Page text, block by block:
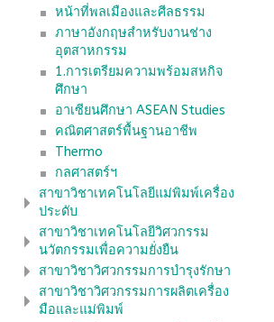
หน้าที่พลเมืองและศีลธรรม
ภาษาอังกฤษสำหรับงานช่าง
อุตสาหกรรม
1.การเตรียมความพร้อมสหกิจ
ศึกษา
อาเซียนศึกษา ASEAN Studies
คณิตศาสตร์พื้นฐานอาชีพ
Thermo
กลศาสตร์ฯ
สาขาวิชาเทคโนโลยีแม่พิมพ์เครื่อง
ประดับ
สาขาวิชาเทคโนโลยีวิศวกรรม
นวัตกรรมเพื่อความยั่งยืน
สาขาวิชาวิศวกรรมการบำรุงรักษา
สาขาวิชาวิศวกรรมการผลิตเครื่อง
มือและแม่พิมพ์